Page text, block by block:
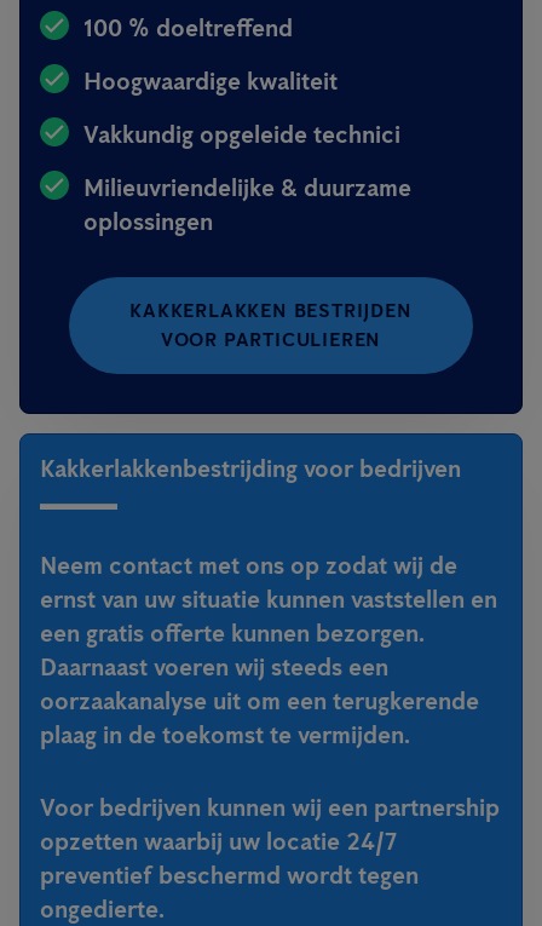
100 % doeltreffend
Hoogwaardige kwaliteit
Vakkundig opgeleide technici
Milieuvriendelijke & duurzame
oplossingen
KAKKERLAKKEN BESTRIJDEN
VOOR PARTICULIEREN
Kakkerlakkenbestrijding voor bedrijven
Neem contact met ons op zodat wij de
ernst van uw situatie kunnen vaststellen en
een gratis offerte kunnen bezorgen.
Daarnaast voeren wij steeds een
oorzaakanalyse uit om een terugkerende
plaag in de toekomst te vermijden.
Voor bedrijven kunnen wij een partnership
opzetten waarbij uw locatie 24/7
preventief beschermd wordt tegen
ongedierte.